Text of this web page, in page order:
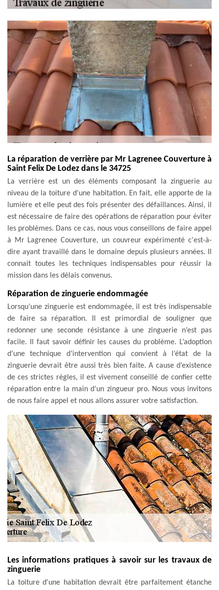
La réparation de verrière par Mr Lagrenee Couverture à
Saint Felix De Lodez dans le 34725
La verrière est un des éléments composant la zinguerie au
niveau de la toiture d'une habitation. En fait, elle apporte de la
lumière et elle peut des fois présenter des défaillances. Ainsi, il
est nécessaire de faire des opérations de réparation pour éviter
les problèmes. Dans ce cas, nous vous conseillons de faire appel
à Mr Lagrenee Couverture, un couvreur expérimenté c'est-à-
dire ayant travaillé dans le domaine depuis plusieurs années. Il
connait toutes les techniques indispensables pour réussir la
mission dans les délais convenus.
Réparation de zinguerie endommagée
Lorsqu’une zinguerie est endommagée, il est très indispensable
de faire sa réparation. Il est primordial de souligner que
redonner une seconde résistance à une zinguerie n’est pas
facile. Il faut savoir définir les causes du problème. L’adoption
d’une technique d’intervention qui convient à l’état de la
zinguerie devrait être aussi très bien faite. A cause d’existence
de ces strictes règles, il est vivement conseillé de confier cette
réparation entre la main d’un zingueur pro. Nous vous invitons
de nous faire appel et nous allons assurer votre satisfaction.
Les informations pratiques à savoir sur les travaux de
zinguerie
La toiture d'une habitation devrait être parfaitement étanche